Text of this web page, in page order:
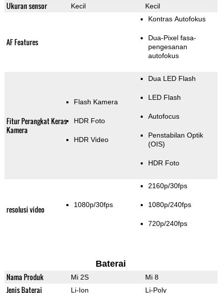
Ukuran sensor Kecil Kecil
AF Features
Kontras Autofokus
Dua-Pixel fasa-
pengesanan
autofokus
Fitur Perangkat Keras
Kamera
Flash Kamera
HDR Foto
HDR Video
Dua LED Flash
LED Flash
Autofocus
Penstabilan Optik
(OIS)
HDR Foto
resolusi video 1080p/30fps
2160p/30fps
1080p/240fps
720p/240fps
Baterai
Nama Produk Mi 2S Mi 8
Jenis Baterai Li-Ion Li-Poly